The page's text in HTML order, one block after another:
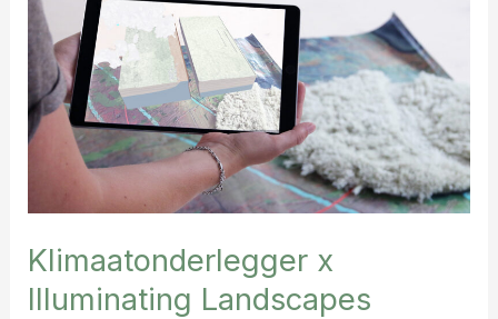
Klimaatonderlegger x
Illuminating Landscapes
Illuminating
Landscapes